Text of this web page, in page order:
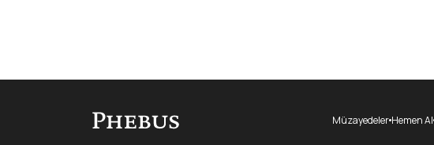
MüzayedelerHemen Al